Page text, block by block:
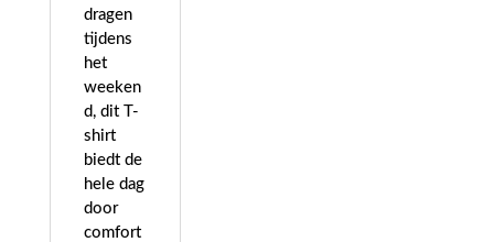
dragen
tijdens
het
weeken
d, dit T-
shirt
biedt de
hele dag
door
comfort